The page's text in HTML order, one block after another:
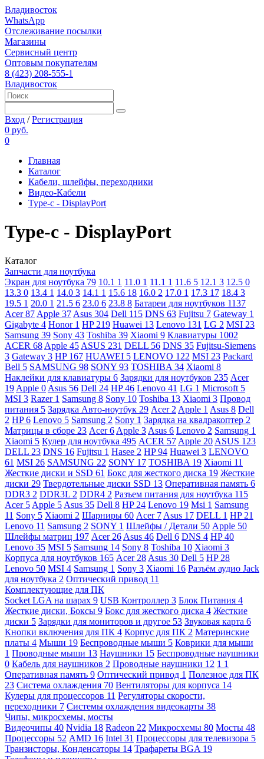
Владивосток
WhatsApp
Отслеживание посылки
Магазины
Сервисный центр
Оптовым покупателям
8 (423) 208-555-1
Владивосток
Вход /Регистрация
0 руб.
0
Главная
Каталог
Кабели, шлейфы, переходники
Видео-Кабели
Type-c - DisplayPort
Type-c - DisplayPort
Каталог
Запчасти для ноутбука
Экран для ноутбука 79 10.1 1 11.0 1 11.1 1 11.6 5 12.1 3 12.5 0
13.3 0 13.4 1 14.0 3 14.1 1 15.6 18 16.0 2 17.0 1 17.3 17 18.4 3
19.5 1 20.0 1 21.5 6 23.0 6 23.8 8 Батареи для ноутбуков 1137
Acer87 Apple 37 Asus 304 Dell 115 DNS 63 Fujitsu 7 Gateway 1
Gigabyte 4 Honor 1 HP 219 Huawei 13 Lenovo 131 LG 2 MSI 23
Samsung 39 Sony 43 Toshiba 39 Xiaomi 9 Клавиатуры 1002
ACER 68 Apple 45 ASUS 231 DELL 56 DNS 35 Fujitsu-Siemens
3 Gateway 3 HP 167 HUAWEI 5 LENOVO 122 MSI 23 Packard
Bell 5 SAMSUNG 98 SONY 93 TOSHIBA 34 Xiaomi 8
Наклейки для клавиатуры 6 Зарядки для ноутбуков 235 Acer
19 Apple 0 Asus 56 Dell 24 HP46 Lenovo 41 LG 1 Microsoft 5
MSI 3 Razer 1 Samsung 8 Sony 10 Toshiba 13 Xiaomi 3 Провод
питания 5 Зарядка Авто-ноутбук 29 Acer 2 Apple 1 Asus 8 Dell
2 HP6 Lenovo 5 Samsung 2 Sony 1 Зарядка на квадракоптер 2
Матрицы в сборе 23 Acer6 Apple 3 Asus 6 Lenovo 2 Samsung 1
Xiaomi 5 Кулер для ноутбука 495 ACER 57 Apple 20 ASUS 123
DELL 23 DNS 16 Fujitsu 1 Hasee 2 HP94 Huawei 3 LENOVO
61 MSI 26 SAMSUNG 22 SONY 17 TOSHIBA 19 Xiaomi 11
Жесткие диски и SSD 61 Бокс для жесткого диска 19 Жесткие
диски 29 Твердотельные диски SSD 13 Оперативная память 6
DDR3 2 DDR3L 2 DDR4 2 Разъем питания для ноутбука 115
Acer 5 Apple 5 Asus 35 Dell 8 HP 24 Lenovo 19 Msi 1 Samsung
11 Sony 5 Xiaomi 2 Шарниры 60 Acer 7 Asus 17 DELL 1 HP 21
Lenovo 11 Samsung 2 SONY 1 Шлейфы / Детали 50 Apple 50
Шлейфы матриц 197 Acer 26 Asus 46 Dell 6 DNS 4 HP40
Lenovo 35 MSI 5 Samsung 14 Sony 8 Toshiba 10 Xiaomi 3
Корпуса для ноутбуков 165 Acer 28 Asus 30 Dell 5 HP 28
Lenovo 50 MSI 4 Samsung 1 Sony 3 Xiaomi 16 Разъём аудио Jack
для ноутбука 2 Оптический привод 11
Комплектующие для ПК
Socket LGA на шарах 9 USB Контроллер 3 Блок Питания 4
Жесткие диски, Боксы 9 Бокс для жесткого диска 4 Жесткие
диски 5 Зарядки для мониторов и другое 53 Звуковая карта 6
Кнопки включения для ПК 4 Корпус для ПК 2 Материнские
платы 4 Мыши 19 Беспроводные мыши 5 Коврики для мыши
1 Проводные мыши 13 Наушники 15 Беспроводные наушники
0 Кабель для наушников 2 Проводные наушники 12 1 1
Оперативная память 9 Оптический привод 1 Полезное для ПК
23 Система охлаждения 70 Вентиляторы для корпуса 14
Кулеры для процессоров 11 Регуляторы скорости,
переходники 7 Системы охлаждения видеокарты 38
Чипы, микросхемы, мосты
Видеочипы 40 Nvidia 18 Radeon 22 Микросхемы 80 Мосты 48
Процессоры 52 AMD 16 Intel 31 Процессоры для телевизора 5
Транзисторы, Конденсаторы 14 Трафареты BGA 19